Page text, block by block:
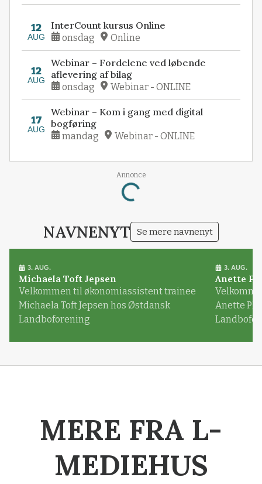
12
AUG
InterCount kursus Online
onsdag Online
12
AUG
Webinar – Fordelene ved løbende
aflevering af bilag
onsdag Webinar - ONLINE
17
AUG
Webinar – Kom i gang med digital
bogføring
mandag Webinar - ONLINE
Annonce
Loading...
NAVNENYT Se mere navnenyt
3. AUG.
Michaela Toft Jepsen
Velkommen til økonomiassistent trainee
Michaela Toft Jepsen hos Østdansk
Landboforening
3. AUG.
Anette
Anette
MERE FRA L-
MEDIEHUS